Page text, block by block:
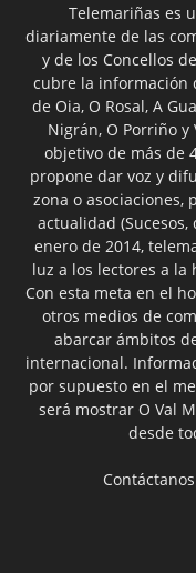
Telemariñas es
diariamente de las
y de los Concellos
cubre la información
de Oia, O Rosal, A
Nigrán, O Porriño
objetivo de más de
propone dar voz y
zona o asociaciones,
actualidad
enero de 2014,
luz a los lectores a
Con esta meta en el
otros medios de
abarcar ámbitos
internacional.
por supuesto en el
será mostrar O Val
desde